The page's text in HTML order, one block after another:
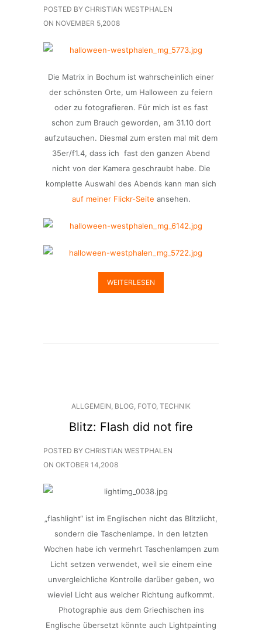
POSTED BY CHRISTIAN WESTPHALEN
ON NOVEMBER 5,2008
Die Matrix in Bochum ist wahrscheinlich einer
der schönsten Orte, um Halloween zu feiern
oder zu fotografieren. Für mich ist es fast
schon zum Brauch geworden, am 31.10 dort
aufzutauchen. Diesmal zum ersten mal mit dem
35er/f1.4, dass ich fast den ganzen Abend
nicht von der Kamera geschraubt habe. Die
komplette Auswahl des Abends kann man sich
auf meiner Flickr-Seite ansehen.
WEITERLESEN
ALLGEMEIN, BLOG, FOTO, TECHNIK
Blitz: Flash did not fire
POSTED BY CHRISTIAN WESTPHALEN
ON OKTOBER 14,2008
„flashlight“ ist im Englischen nicht das Blitzlicht,
sondern die Taschenlampe. In den letzten
Wochen habe ich vermehrt Taschenlampen zum
Licht setzen verwendet, weil sie einem eine
unvergleichliche Kontrolle darüber geben, wo
wieviel Licht aus welcher Richtung aufkommt.
Photographie aus dem Griechischen ins
Englische übersetzt könnte auch Lightpainting